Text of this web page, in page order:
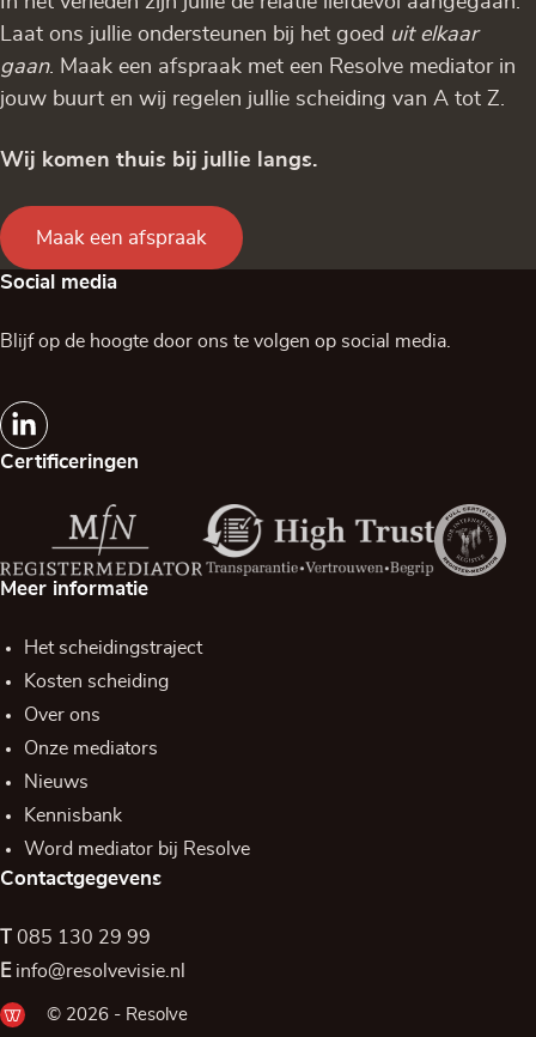
Laat ons jullie ondersteunen bij het goed uit elkaar
gaan. Maak een afspraak met een Resolve mediator in
jouw buurt en wij regelen jullie scheiding van A tot Z.
Wij komen thuis bij jullie langs.
Maak een afspraak
Social media
Blijf op de hoogte door ons te volgen op social media.
Certificeringen
Meer informatie
Het scheidingstraject
Kosten scheiding
Over ons
Onze mediators
Nieuws
Kennisbank
Word mediator bij Resolve
Contactgegevens
085 130 29 99
E info@resolvevisie.nl
© 2026 - Resolve